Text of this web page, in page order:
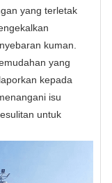
yang terletak
kuman.
yang
kepada
isu
untuk